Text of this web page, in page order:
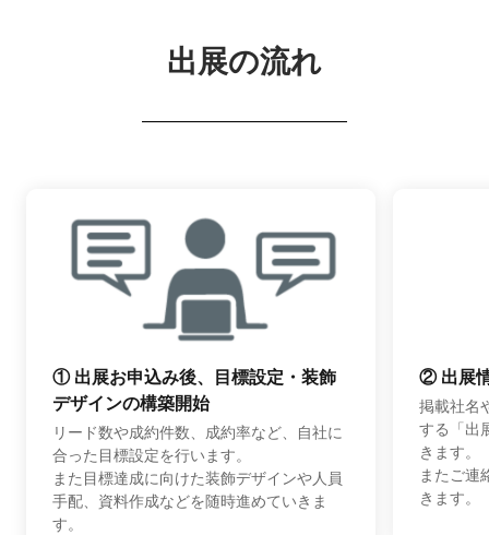
出展の流れ
① 出展お申込み後、目標設定・装飾
デザインの構築開始
リード数や成約件数、成約率など、自社に
合った目標設定を行います。
また目標達成に向けた装飾デザインや人員
手配、資料作成などを随時進めていきま
す。
② 出展
掲載社名
する「出
きます。
またご連
きます。